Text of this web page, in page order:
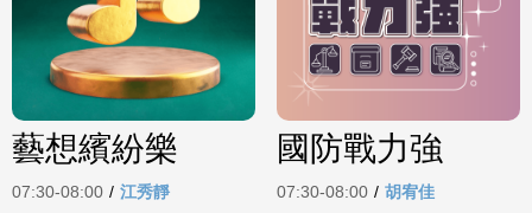
藝想繽紛樂
07:30-08:00 / 江秀靜
國防戰力強
07:30-08:00 / 胡宥佳